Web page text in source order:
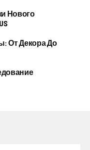
Нового
От Декора До